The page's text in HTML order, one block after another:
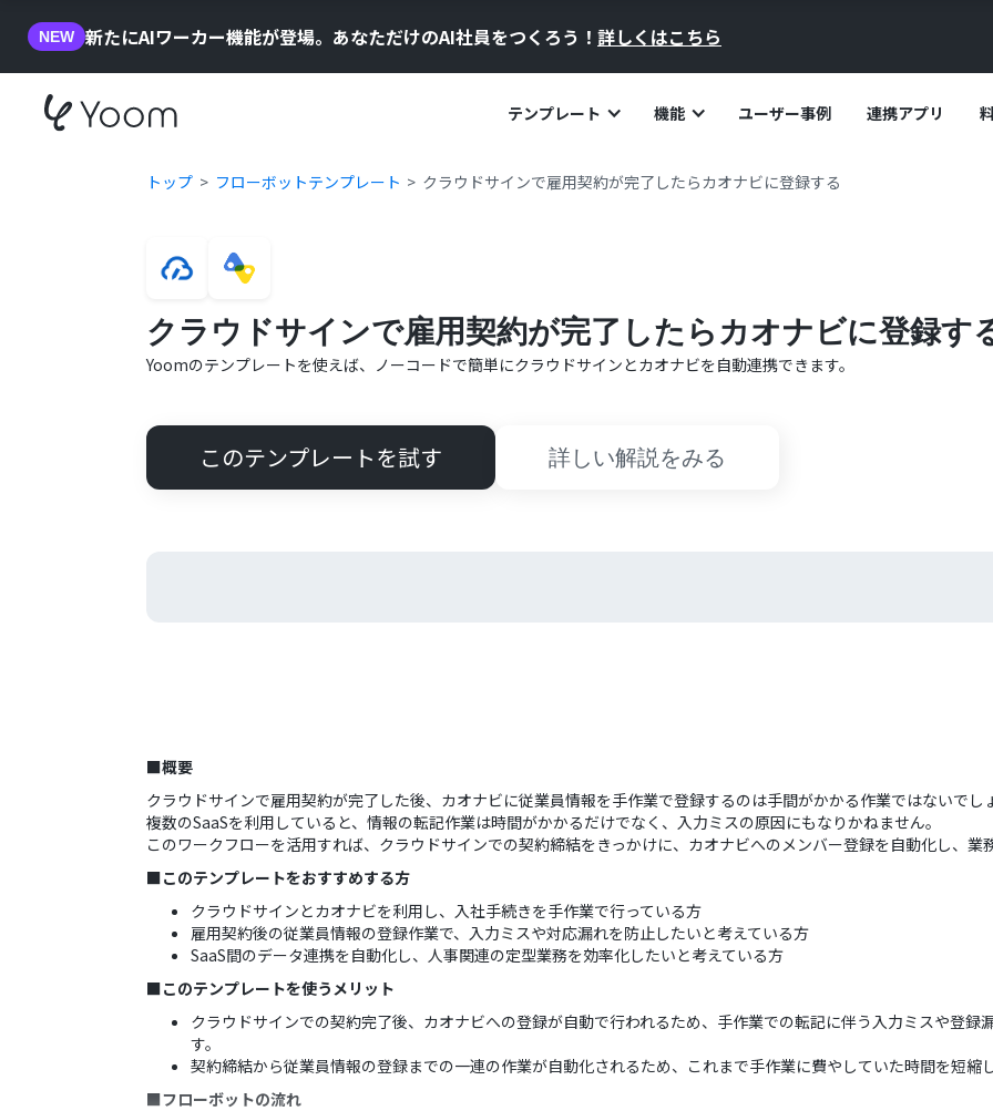
NEW 新たにAIワーカー機能が登場。あなただけのAI社員をつくろう！ 詳しくはこちら
テンプレート 機能 ユーザー事例 連携アプリ
トップ フローボットテンプレート クラウドサインで雇用契約が完了したらカオナビに登録する
クラウドサインで雇用契約が完了したらカオナビに登録す
Yoomのテンプレートを使えば、ノーコードで簡単にクラウドサインとカオナビを自動連携できます。
このテンプレートを試す 詳しい解説をみる
■概要
クラウドサインで雇用契約が完了した後、カオナビに従業員情報を手作業で登録するのは手間がかかる作業ではないでし
複数のSaaSを利用していると、情報の転記作業は時間がかかるだけでなく、入力ミスの原因にもなりかねません。
このワークフローを活用すれば、クラウドサインでの契約締結をきっかけに、カオナビへのメンバー登録を自動化し、業
■このテンプレートをおすすめする方
クラウドサインとカオナビを利用し、入社手続きを手作業で行っている方
雇用契約後の従業員情報の登録作業で、入力ミスや対応漏れを防止したいと考えている方
SaaS間のデータ連携を自動化し、人事関連の定型業務を効率化したいと考えている方
■このテンプレートを使うメリット
クラウドサインでの契約完了後、カオナビへの登録が自動で行われるため、手作業での転記に伴う入力ミスや登
す。
契約締結から従業員情報の登録までの一連の作業が自動化されるため、これまで手作業に費やしていた時間を短縮
■フローボットの流れ